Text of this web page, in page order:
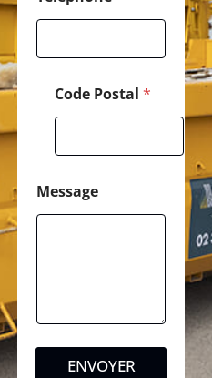
Code Postal *
Message
ENVOYER